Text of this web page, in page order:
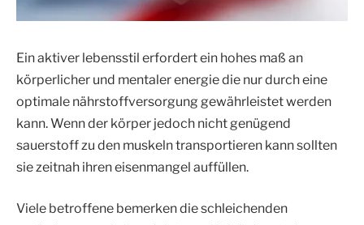
Ein aktiver lebensstil erfordert ein hohes maß an
körperlicher und mentaler energie die nur durch eine
optimale nährstoffversorgung gewährleistet werden
kann. Wenn der körper jedoch nicht genügend
sauerstoff zu den muskeln transportieren kann sollten
sie zeitnah ihren eisenmangel auffüllen.
Viele betroffene bemerken die schleichenden